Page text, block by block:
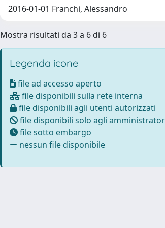
2016-01-01 Franchi, Alessandro
Mostra risultati da 3 a 6 di 6
Legenda icone
file ad accesso aperto
file disponibili sulla rete interna
file disponibili agli utenti autorizzati
file disponibili solo agli
file sotto embargo
nessun file disponibile